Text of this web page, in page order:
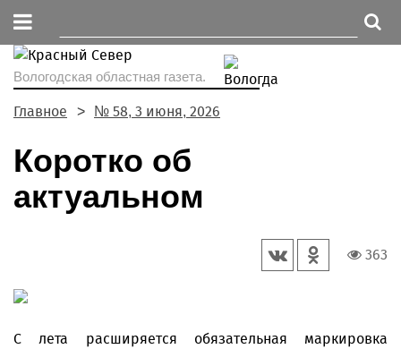
Вологодская областная газета.
Главное № 58, 3 июня, 2026
Коротко об
актуальном
363
С лета расширяется обязательная маркировка